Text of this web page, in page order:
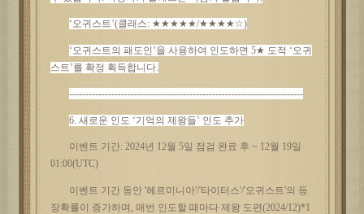
‘오귀스트’(클래스: ★★★★★/★★★★☆)
‘오귀스트의 패도인’을 사용하여 인도하면 5★ 도적 ‘오귀
스트’를 확정 획득합니다.
------------------------------------------------------------------------
6. 새로운 인도 ‘기억의 제왕들’ 인도 추가
이벤트 기간: 2024년 12월 5일 점검 완료 후 ~ 12월 19일
01:00(UTC)
이벤트 기간 동안 '헤르미니아'/'타이터스'/'오귀스트'의 등
장확률이 증가하며, 매번 인도할 때마다 제왕 도편(2024/12)*1